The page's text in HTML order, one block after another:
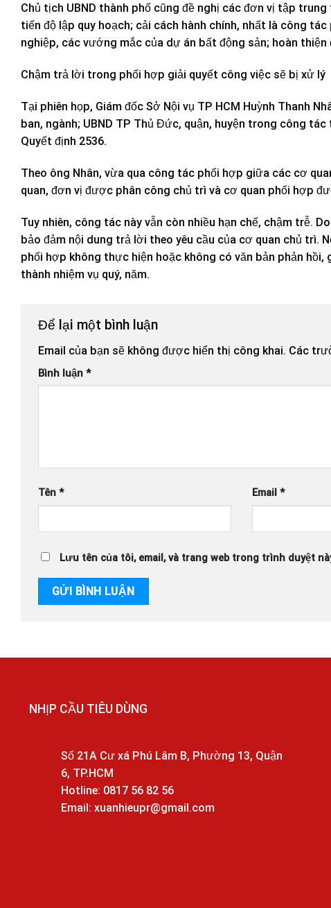
Chủ tịch UBND thành phố cũng đề nghị các đơn vị tập
tiến độ lập quy hoạch; cải cách hành chính, nhất là công
nghiệp, các vướng mắc của dự án bất động sản; hoàn
Chậm trả lời trong phối hợp giải quyết công việc sẽ bị xử lý
Tại phiên họp, Giám đốc Sở Nội vụ TP HCM Huỳnh Thanh
ban, ngành; UBND TP Thủ Đức, quận, huyện trong công
Quyết định 2536.
Theo ông Nhân, vừa qua công tác phối hợp giữa các cơ
quan, đơn vị được phân công chủ trì và cơ quan phối hợp
Tuy nhiên, công tác này vẫn còn nhiều hạn chế, chậm trễ.
bảo đảm nội dung trả lời theo yêu cầu của cơ quan chủ trì.
phối hợp không thực hiện hoặc không có văn bản phản
thành nhiệm vụ quý, năm.
Để lại một bình luận
Email của bạn sẽ không được hiển thị công khai. Các
Bình luận *
Tên * Email*
Lưu tên của tôi, email, và trang web trong trình duyệt
NHỊP CẦU TIÊU DÙNG
Số 21A Cư xá Phú Lâm B, Phường 13, Quận
6, TP.HCM
Hotline: 0817 56 82 56
Email: xuanhieupr@gmail.com